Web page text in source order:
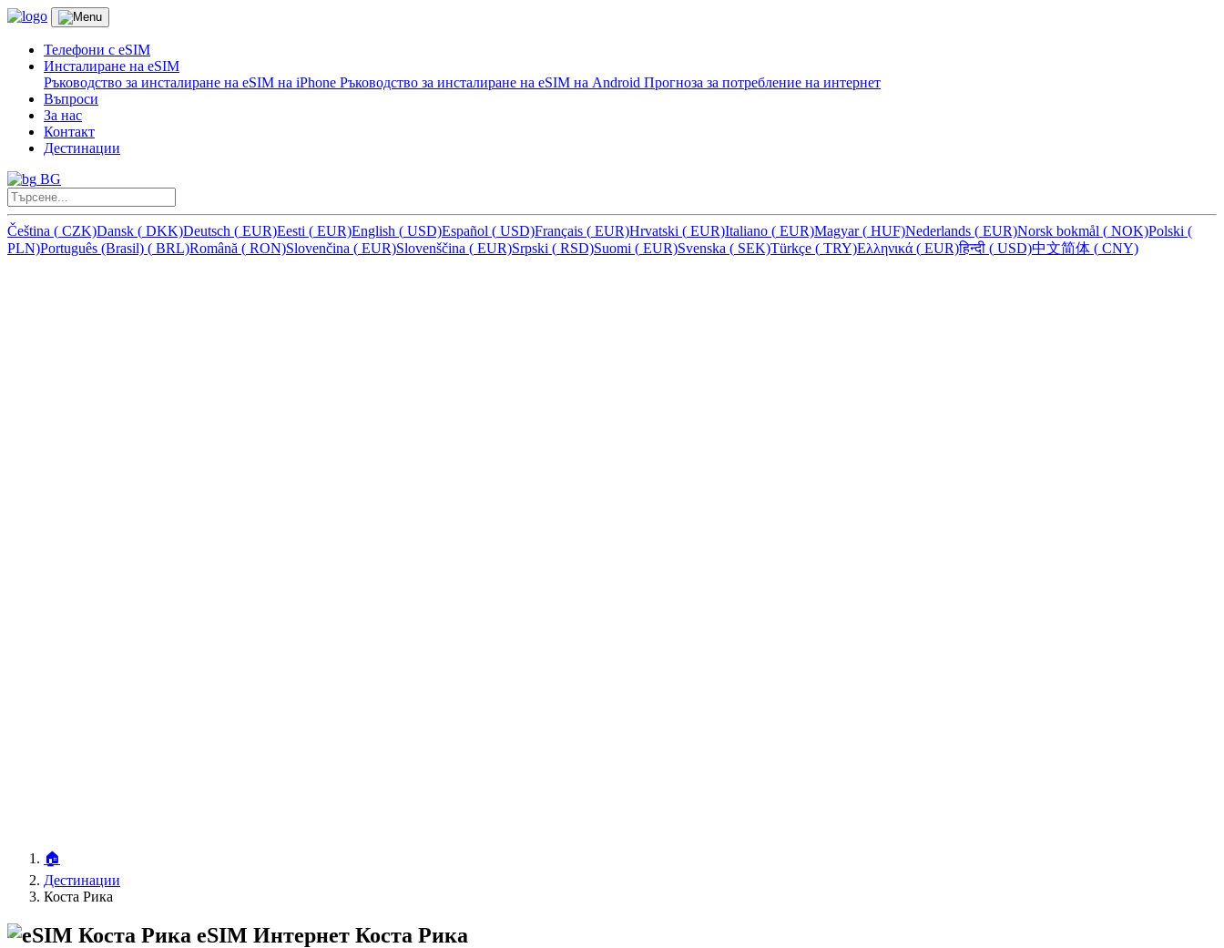
Телефони с eSIM
Инсталиране на eSIM
Ръководство за инсталиране на eSIM на iPhone Ръководство за инсталиране на eSIM на Android Прогноза за потребление на интернет
Въпроси
За нас
Контакт
Дестинации
BG
Čeština ( CZK)Dansk ( DKK)Deutsch ( EUR)Eesti ( EUR)English ( USD)Español ( USD)Français ( EUR)Hrvatski ( EUR)Italiano ( EUR)Magyar( HUF)Nederlands ( EUR)Norsk bokmål ( NOK)Polski (
PLN)Português (Brasil) ( BRL)Română ( RON)Slovenčina ( EUR)Slovenščina ( EUR)Srpski ( RSD)Suomi ( EUR)Svenska ( SEK)Türkçe ( TRY)Ελληνικά ( EUR)हिन्दी ( USD)中文简体 ( CNY)
🏠
Дестинации
Коста Рика
eSIM Интернет Коста Рика